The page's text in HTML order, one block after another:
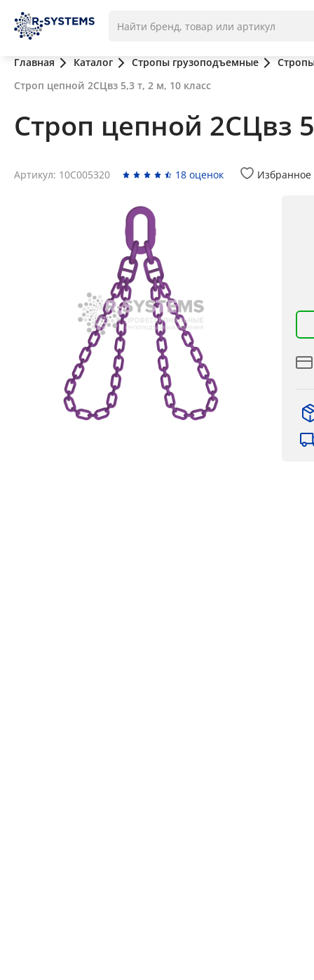
Главная Каталог Стропы грузоподъемные
Строп цепной 2СЦвз 5,3 т, 2 м, 10 класс
Строп цепной 2СЦвз
Артикул: 10C005320 18 оценок Избранное